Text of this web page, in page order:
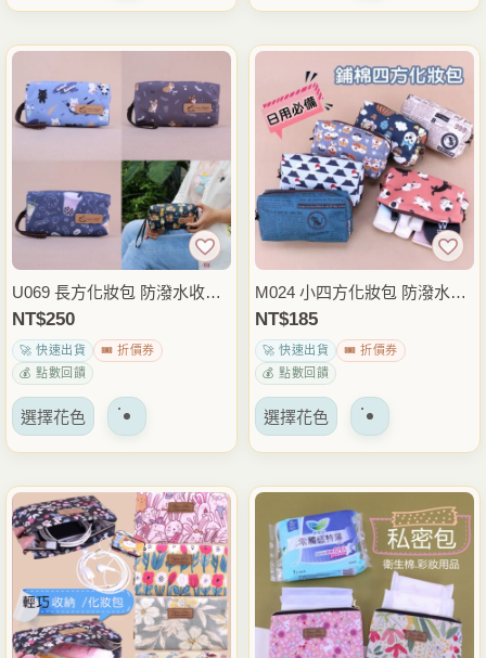
有
種
變
以
在
頁
上
擇
有
多
變
體。
可
以
在
產
頁
上
擇
U069 長方化妝包 防潑水收納
包 旅行盥洗包 化妝品保養品
整理包 隨身小物包 雨朵防水
包
NT$250
🚀 快速出貨
🎟️ 折價券
💰 點數回饋
選擇花色 該
有
多
種
變
體。
可
以
M024 小四方化妝包 防潑水小
物收納包 旅行盥洗包 化妝品
保養品整理包 隨身迷你包 雨
朵防水包
NT$185
🚀 快速出貨
🎟️ 折價券
💰 點數回饋
選擇花色 該
有
多
種
變
體。
可
以